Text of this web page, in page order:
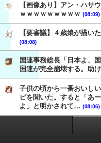
【画像あり】アン・ハサ
ｗｗｗｗｗｗｗｗｗ (08:09)
【要審議】４歳娘が描い
(08:08)
国連事務総長「日本よ、
国連が完全崩壊する。助け
子供の頃から一番おいし
ピを聞いた。すると「あ
よ」と明かされて… (08:06)